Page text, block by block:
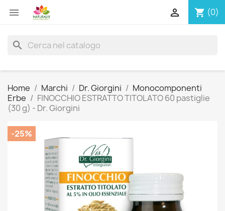
 shopping_cart (0)

search
Home Marchi Dr. Giorgini
Monocomponenti
Erbe
FINOCCHIO ESTRATTO TITOLATO 60 pastiglie
(30 g) - Dr. Giorgini
-25%